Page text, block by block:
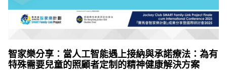
智家樂分享︰當人工智能遇上接納與承諾療法：為有
特殊需要兒童的照顧者定制的精神健康解決方案